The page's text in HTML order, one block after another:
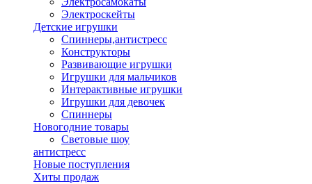
Электроскейты
Детские игрушки
Спиннеры,антистресс
Конструкторы
Развивающие игрушки
Игрушки для мальчиков
Интерактивные игрушки
Игрушки для девочек
Спиннеры
Новогодние товары
Световые шоу
антистресс
Новые поступления
Хиты продаж